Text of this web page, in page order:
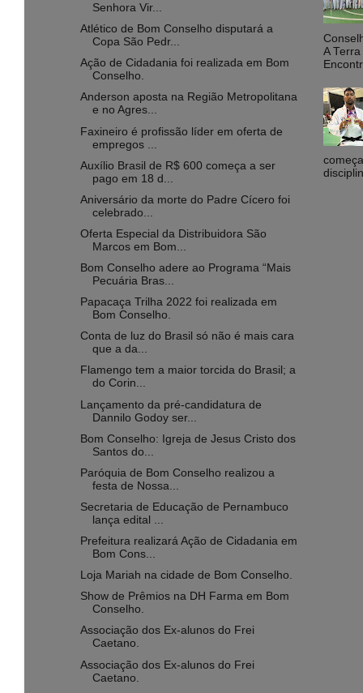
Senhora Vir...
Atlético de Bom Conselho disputará a
Copa São Pedr...
Ação de Cidadania foi realizada em Bom
Conselho.
Anderson aposta na Região Metropolitana
e no Agres...
Faxineiro é profissão líder em oferta de
empregos ...
Auxílio Brasil de R$ 600 começa a ser
pago em 18 d...
Aniversário da morte do Padre Cícero foi
celebrado...
Oferta Especial da Distribuidora São
Marcos em Bom...
Bom Conselho adere ao Programa “Mais
Pecuária Bras...
Papacaça Trilha 2022 foi realizada em
Bom Conselho.
Conta de luz do Brasil só não é mais cara
que a da...
Flamengo tem a maior torcida do Brasil; a
do Corin...
Lançamento da pré-candidatura de
Dannilo Godoy ser...
Bom Conselho: Igreja de Jesus Cristo dos
Santos do...
Paróquia de Bom Conselho realizou a
festa de Nossa...
Secretaria de Educação de Pernambuco
lança edital ...
Prefeitura realizará Ação de Cidadania em
Bom Cons...
Loja Mariah na cidade de Bom Conselho.
Show de Prêmios na DH Farma em Bom
Conselho.
Associação dos Ex-alunos do Frei
Caetano.
Associação dos Ex-alunos do Frei
Caetano.
A